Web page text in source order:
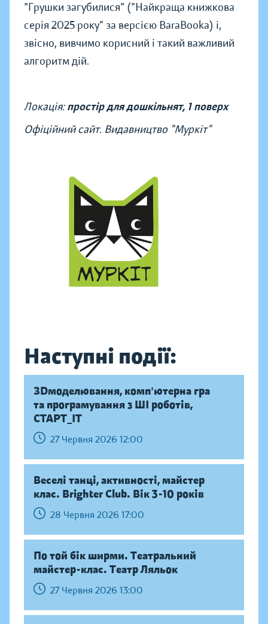
"Грушки загубилися" ("Найкраща книжкова
серія 2025 року" за версією BaraBooka) і,
звісно, вивчимо корисний і такий важливий
алгоритм дій.
Локація:простір для дошкільнят, 1 поверх
Офіційний сайт. Видавництво "Муркіт"
Наступні події:
ЗDмоделювання, компʼютерна гра
та програмування з ШІ роботів,
СТАРТ_ІТ
27 Червня 2026 12:00
Веселі танці, активності, майстер
клас. Brighter Club. Вік 3-10 років
28 Червня 2026 17:00
По той бік ширми. Театральний
майстер-клас. Театр Ляльок
27 Червня 2026 13:00